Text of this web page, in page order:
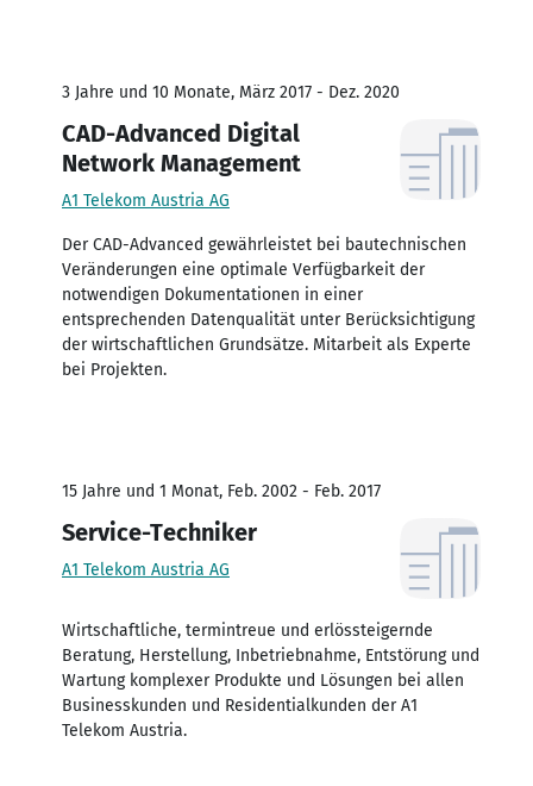
3 Jahre und 10 Monate, März 2017 - Dez. 2020
CAD-Advanced Digital
Network Management
A1 Telekom Austria AG
Der CAD-Advanced gewährleistet bei bautechnischen
Veränderungen eine optimale Verfügbarkeit der
notwendigen Dokumentationen in einer
entsprechenden Datenqualität unter Berücksichtigung
der wirtschaftlichen Grundsätze. Mitarbeit als Experte
bei Projekten.
15 Jahre und 1 Monat, Feb. 2002 - Feb. 2017
Service-Techniker
A1 Telekom Austria AG
Wirtschaftliche, termintreue und erlössteigernde
Beratung, Herstellung, Inbetriebnahme, Entstörung und
Wartung komplexer Produkte und Lösungen bei allen
Businesskunden und Residentialkunden der A1
Telekom Austria.